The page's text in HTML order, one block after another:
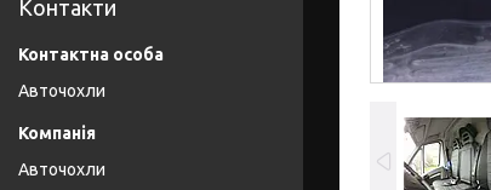
Контакти
Авточохли
Авточохли